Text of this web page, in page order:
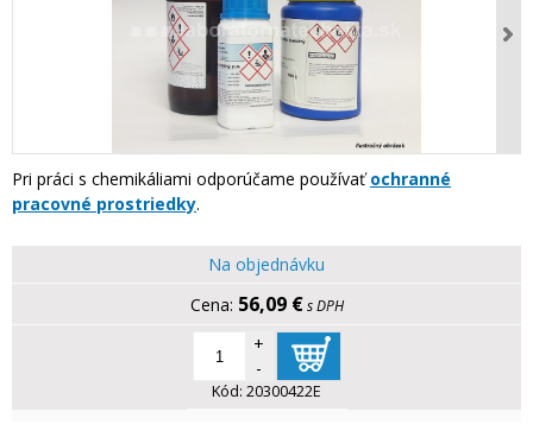
Pri práci s chemikáliami odporúčame používaťochranné
pracovné prostriedky.
Na objednávku
56,09 € s DPH
+
-
Kód: 20300422E